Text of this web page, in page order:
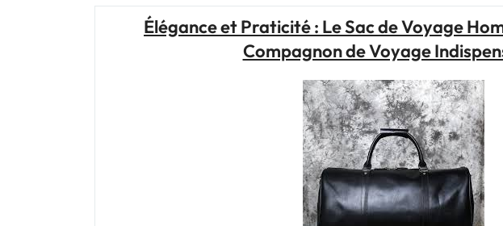
dimensions
55x35x25
l’essentiel
pour
voyager
en
toute
tranquillité"
Élégance et Praticité : Le Sac de Voyage
Compagnon de Voyage